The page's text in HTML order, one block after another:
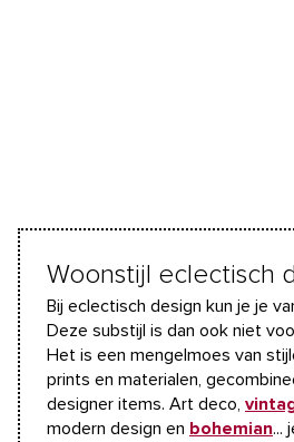
Woonstijl eclectisch
Bij eclectisch design kun je je
Deze substijl is dan ook niet
Het is een mengelmoes van
prints en materialen,
designer items. Art deco,
modern design en bohemian...